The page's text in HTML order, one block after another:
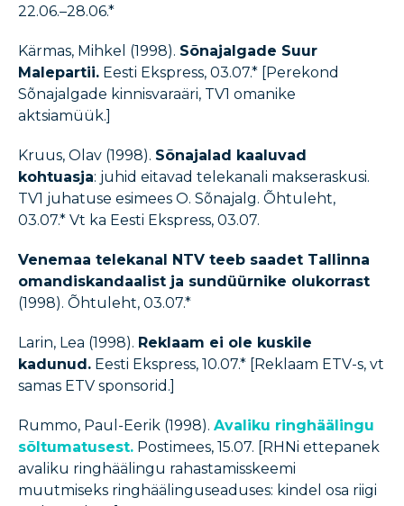
22.06.–28.06.*
Kärmas, Mihkel (1998). Sõnajalgade Suur
Malepartii. Eesti Ekspress, 03.07.* [Perekond
Sõnajalgade kinnisvaraäri, TV1 omanike
aktsiamüük.]
Kruus, Olav (1998). Sõnajalad kaaluvad
kohtuasja: juhid eitavad telekanali makseraskusi.
TV1 juhatuse esimees O. Sõnajalg. Õhtuleht,
03.07.* Vt ka Eesti Ekspress, 03.07.
Venemaa telekanal NTV teeb saadet Tallinna
omandiskandaalist ja sundüürnike olukorrast
(1998). Õhtuleht, 03.07.*
Larin, Lea (1998). Reklaam ei ole kuskile
kadunud. Eesti Ekspress, 10.07.* [Reklaam ETV-s, vt
samas ETV sponsorid.]
Rummo, Paul-Eerik (1998). Avaliku ringhäälingu
sõltumatusest. Postimees, 15.07. [RHNi ettepanek
avaliku ringhäälingu rahastamisskeemi
muutmiseks ringhäälinguseaduses: kindel osa riigi